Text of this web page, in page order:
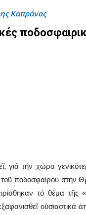
Καπράνος
γιά τήν χώρα
τοῦ ποδοσφαίρου
τό θέμα
οὐσιαστικά